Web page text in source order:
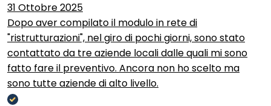
31 Ottobre 2025
Dopo aver compilato il modulo in rete di
"ristrutturazioni", nel giro di pochi giorni, sono stato
contattato da tre aziende locali dalle quali mi sono
fatto fare il preventivo. Ancora non ho scelto ma
sono tutte aziende di alto livello.